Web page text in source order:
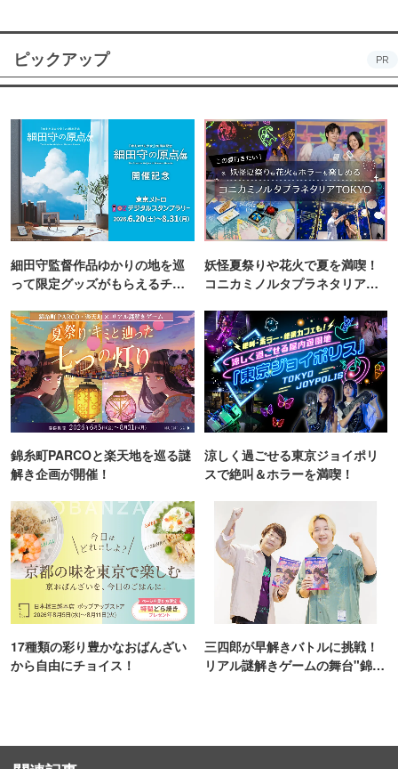
ピックアップ PR
細田守監督作品ゆかりの地を巡
って限定グッズがもらえるチャ
妖怪夏祭りや花火で夏を満喫！
コニカミノルタプラネタリア
錦糸町PARCOと楽天地を巡る謎
解き企画が開催！
涼しく過ごせる東京ジョイポリ
スで絶叫＆ホラーを満喫！
17種類の彩り豊かなおばんざい
から自由にチョイス！
三四郎が早解きバトルに挑戦！
リアル謎解きゲームの舞台"錦糸